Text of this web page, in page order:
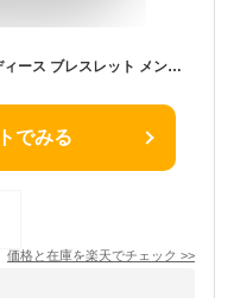
スマートウォッチ 通話機能 腕時計 レディース ブレスレット メンズ 日本製センサー 着信通知 血中酸素 2.0インチ 心拍計 LINE Twitter SNS 運動データ iphone android 睡眠 歩数 IP67 防水 母の日 父の日 敬老の日 プレゼント 正規品 2025
でみる
価格と在庫を楽天でチェック >>